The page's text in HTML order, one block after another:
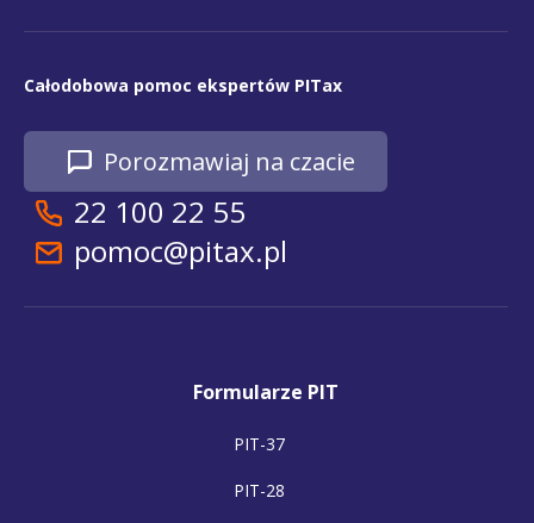
Całodobowa pomoc ekspertów PITax
Porozmawiaj na czacie
22 100 22 55
pomoc@pitax.pl
Formularze PIT
PIT-37
PIT-28